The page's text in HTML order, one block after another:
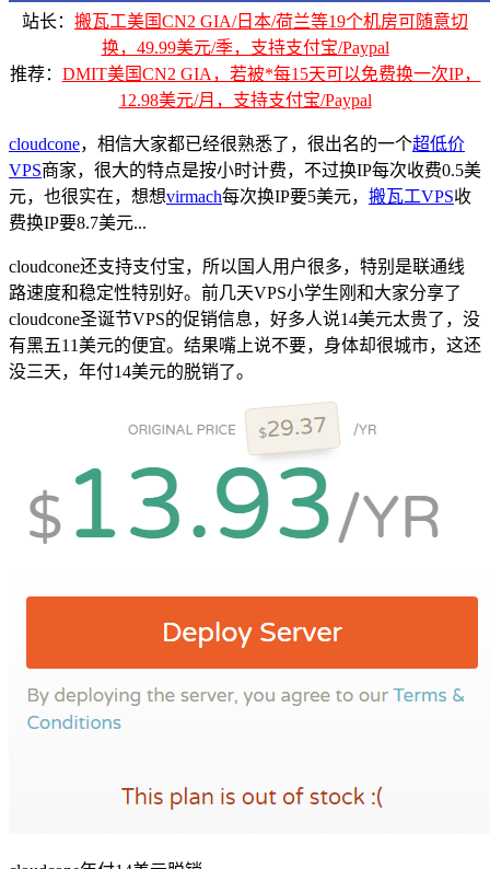
站长： 搬瓦工美国CN2 GIA/日本/荷兰等19个机房可随意切
换，49.99美元/季，支持支付宝/Paypal
推荐： DMIT美国CN2 GIA，若被*每15天可以免费换一次IP，
12.98美元/月，支持支付宝/Paypal
cloudcone，相信大家都已经很熟悉了，很出名的一个超低价
VPS商家，很大的特点是按小时计费，不过换IP每次收费0.5美
元，也很实在，想想virmach每次换IP要5美元， 搬瓦工VPS收
费换IP要8.7美元...
cloudcone还支持支付宝，所以国人用户很多，特别是联通线
路速度和稳定性特别好。前几天VPS小学生刚和大家分享了
cloudcone圣诞节VPS的促销信息，好多人说14美元太贵了，没
有黑五11美元的便宜。结果嘴上说不要，身体却很城市，这还
没三天，年付14美元的脱销了。